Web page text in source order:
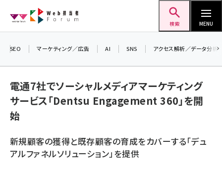
ン
検索 MENU
youtube (2429)
SEO マーケティング／広告 AI SNS アクセス解析／データ分析
電通7社でソーシャルメディアマーケティング
サービス「Dentsu Engagement 360」を開
始
新規顧客の獲得と既存顧客の育成をカバーする「デュ
アルファネルソリューション」を提供